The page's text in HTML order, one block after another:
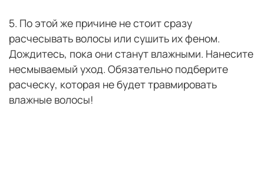
5. По этой же причине не стоит сразу
расчесывать волосы или сушить их феном.
Дождитесь, пока они станут влажными. Нанесите
несмываемый уход. Обязательно подберите
расческу, которая не будет травмировать
влажные волосы!